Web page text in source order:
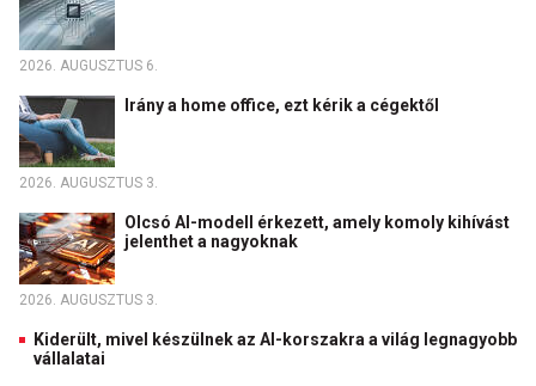
2026. AUGUSZTUS 6.
Irány a home office, ezt kérik a cégektől
2026. AUGUSZTUS 3.
Olcsó AI-modell érkezett, amely komoly kihívást
jelenthet a nagyoknak
2026. AUGUSZTUS 3.
Kiderült, mivel készülnek az AI-korszakra a világ legnagyobb
vállalatai